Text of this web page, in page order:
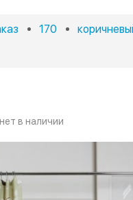
170
нет в наличии